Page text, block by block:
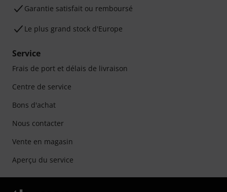
Garantie satisfait ou remboursé
Le plus grand stock d'Europe
Service
Frais de port et délais de livraison
Centre de service
Bons d'achat
Nous contacter
Vente en magasin
Aperçu du service